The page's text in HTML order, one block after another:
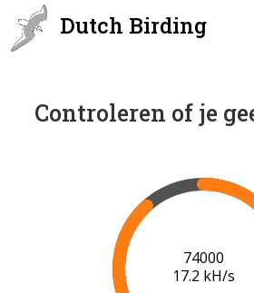
Dutch Birding
Controleren of je
75000
17.3 kH/s